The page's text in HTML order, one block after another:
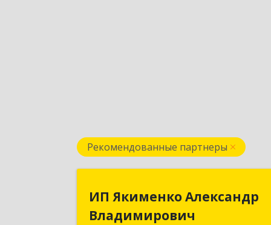
Рекомендованные партнеры
ИП Якименко Александр
Владимирович
Владимирович